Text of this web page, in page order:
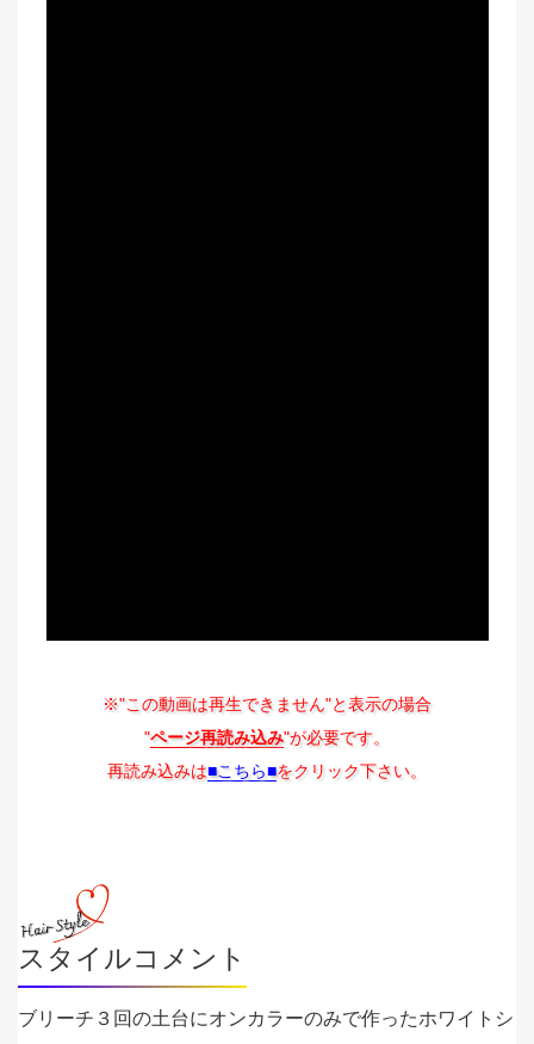
※"この動画は再生できません"と表示の場合
"ページ再読み込み"が必要です。
再読み込みは■こちら■をクリック下さい。
スタイルコメント
ブリーチ３回の土台にオンカラーのみで作ったホワイトシ